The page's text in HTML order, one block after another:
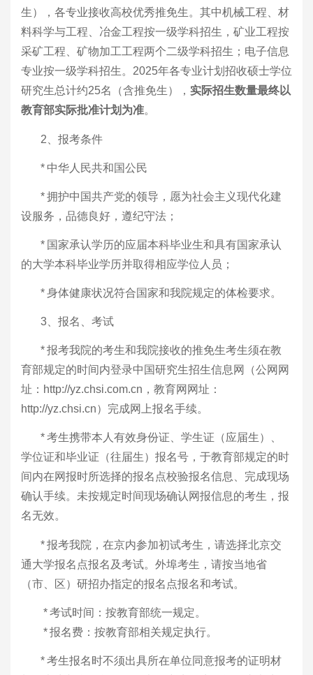
生）
，各专业接收高校优秀推免生。 其中机械工程、材
料科学与工程、冶金工程按一级学科招生，矿业工程按
采矿工程、矿物加工工程两个二级学科招生；电子信息
专业按一级学科招生。 2025年各专业计划招收硕士学位
研究生总计约25名（含推免生） ， 实际招生数量最终以
教育部实际批准计划为准。
2、报考条件
* 中华人民共和国公民
*拥护中国共产党的领导，愿为社会主义现代化建
设服务，品德良好，遵纪守法；
* 国家承认学历的应届本科毕业生和具有国家承认
的大学本科毕业学历并取得相应学位人员；
*身体健康状况符合国家和我院规定的体检要求。
3、报名、考试
*报考我院的考生和我院接收的推免生考生须在教
育部规定的时间内登录中国研究生招生信息网（公网网
址： http://yz.chsi.com.cn ，教育网网址：
http://yz.chsi.cn）完成网上报名手续。
*考生携带本人有效身份证、学生证（应届生）、
学位证和毕业证（往届生）报名号，于教育部规定的时
间内在网报时所选择的报名点校验报名信息、完成现场
确认手续。未按规定时间现场确认网报信息的考生，报
名无效。
*报考我院，在京内参加初试考生，请选择北京交
通大学报名点报名及考试。外埠考生，请按当地省
（市、区）研招办指定的报名点报名和考试。
*考试时间：按教育部统一规定。
*报名费：按教育部相关规定执行。
*考生报名时不须出具所在单位同意报考的证明材